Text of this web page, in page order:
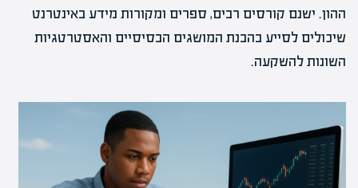
ההון. ישנם קורסים רבים, ספרים ומקורות מידע באינטרנט
שיכולים לסייע בהבנת המושגים הבסיסיים והאסטרטגיות
השונות להשקעה.